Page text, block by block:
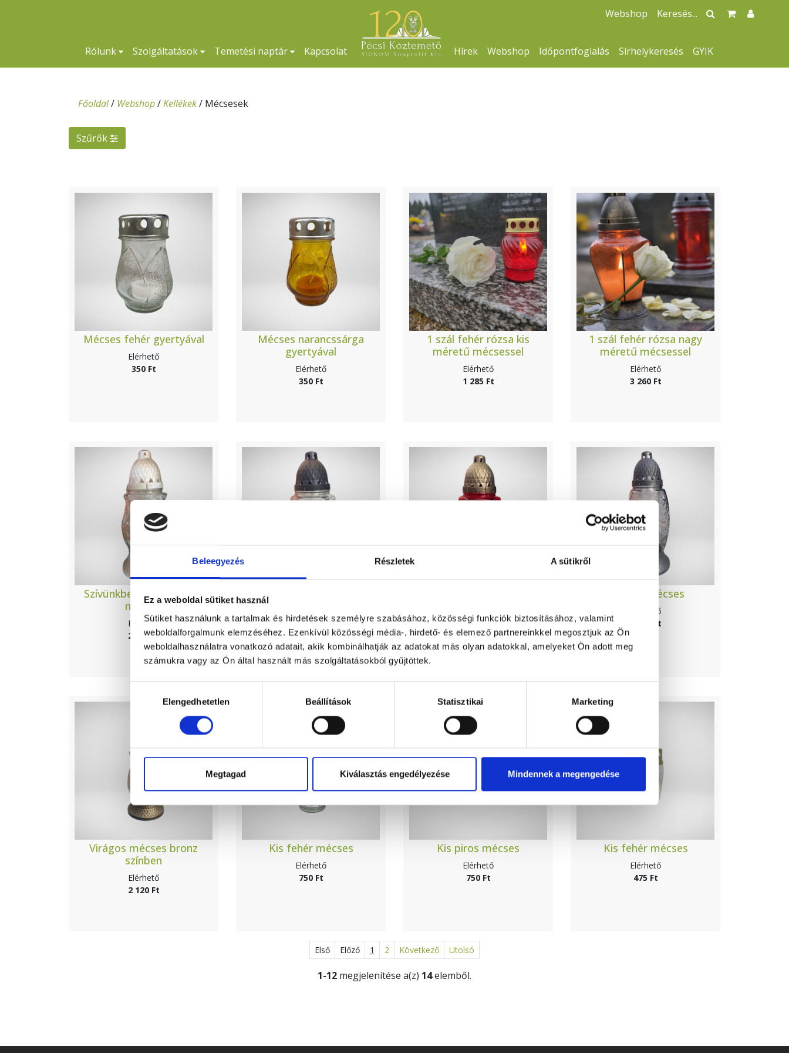
Beleegyezés Részletek A sütikről
Ez a weboldal sütiket használ
Sütiket használunk a tartalmak és hirdetések személyre szabásához, közösségi funkciók biztosításához, valamint
weboldalforgalmunk elemzéséhez. Ezenkívül közösségi média-, hirdető- és elemező partnereinkkel megosztjuk az Ön
weboldalhasználatra vonatkozó adatait, akik kombinálhatják az adatokat más olyan adatokkal, amelyeket Ön adott meg
számukra vagy az Ön által használt más szolgáltatásokból gyűjtöttek.
kiválasztásaElengedhetetlen Beállítások Statisztikai Marketing
Megtagad Kiválasztás engedélyezése Mindennek a megengedése
Rólunk Szolgáltatások Temetési naptár Kapcsolat Hírek Webshop Időpontfoglalás Sírhelykeresés GYIK
Webshop
Főoldal/ Webshop/Kellékek/ Mécsesek
Szűrők
Mécses fehér gyertyával
Elérhető
350 Ft
Mécses narancssárga
gyertyával
Elérhető
350 Ft
1 szál fehér rózsa kis
méretű mécsessel
Elérhető
1 285 Ft
1 szál fehér rózsa nagy
méretű mécsessel
Elérhető
3 260 Ft
Szívünkben örökké élsz...
mécses
Elérhető
2 500 Ft
Fehér mécses kereszt
Elérhető
2 325 Ft
Nem elérhető
2 325 Ft
Virágos mécses
Elérhető
2 970 Ft
Virágos mécses bronz
színben
Elérhető
2 120 Ft
Kis fehér mécses
Elérhető
750 Ft
Kis piros mécses
Elérhető
750 Ft
Kis fehér mécses
Elérhető
475 Ft
Első Előző 1 2 Következő Utolsó
1-12 megjelenítése a(z) 14elemből.